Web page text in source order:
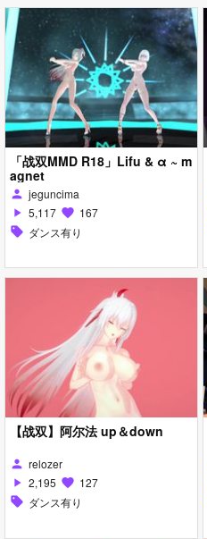
「战双MMD R18」Lifu & α ~ m
agnet
person jeguncima
play_arrow 5,117 favorite 167
sell ダンス有り
【战双】阿尔法 up＆down
person relozer
play_arrow 2,195 favorite 127
sell ダンス有り